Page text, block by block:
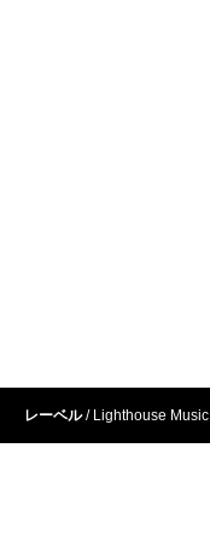
レーベル Lighthouse Music